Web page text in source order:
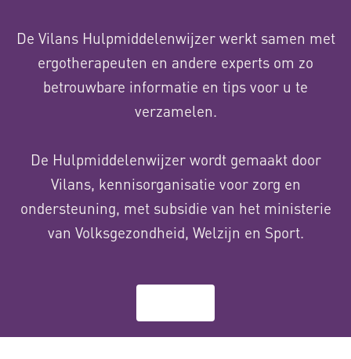
De Vilans Hulpmiddelenwijzer werkt samen met
ergotherapeuten en andere experts om zo
betrouwbare informatie en tips voor u te
verzamelen.
De Hulpmiddelenwijzer wordt gemaakt door
Vilans, kennisorganisatie voor zorg en
ondersteuning, met subsidie van het ministerie
van Volksgezondheid, Welzijn en Sport.